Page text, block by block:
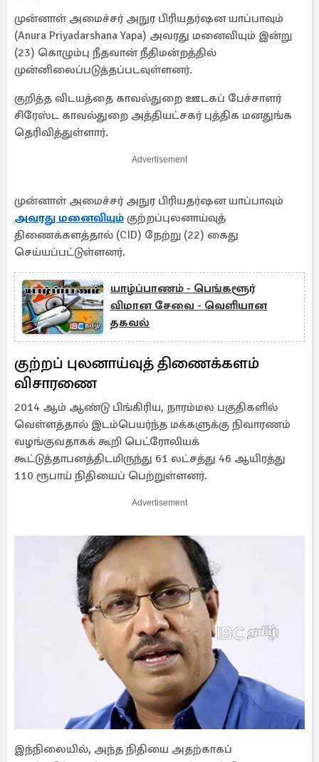
முன்னாள் அமைச்சர் அநுர பிரியதர்ஷன யாப்பாவும்
(Anura Priyadarshana Yapa) அவரது மனைவியும் இன்று
(23) கொழும்பு நீதவான் நீதிமன்றத்தில்
முன்னிலைப்படுத்தப்படவுள்ளனர்.
குறித்த விடயத்தை காவல்துறை ஊடகப் பேச்சாளர்
சிரேஸ்ட காவல்துறை அத்தியட்சகர் புத்திக மனதுங்க
தெரிவித்துள்ளார்.
Advertisement
முன்னாள் அமைச்சர் அநுர பிரியதர்ஷன யாப்பாவும்
அவரது மனைவியும் குற்றப்புலனாய்வுத்
திணைக்களத்தால் (CID) நேற்று (22) கைது
செய்யப்பட்டுள்ளனர்.
யாழ்ப்பாணம் - பெங்களூர்
விமான சேவை - வெளியான
தகவல்
குற்றப் புலனாய்வுத் திணைக்களம்
விசாரணை
2014 ஆம் ஆண்டு பிங்கிரிய, நாரம்மல பகுதிகளில்
வெள்ளத்தால் இடம்பெயர்ந்த மக்களுக்கு நிவாரணம்
வழங்குவதாகக் கூறி பெட்ரோலியக்
கூட்டுத்தாபனத்திடமிருந்து 61 லட்சத்து 46 ஆயிரத்து
110 ரூபாய் நிதியைப் பெற்றுள்ளனர்.
Advertisement
இந்நிலையில், அந்த நிதியை அதற்காகப்